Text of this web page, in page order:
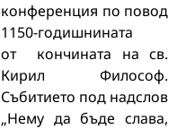
конференция по повод
1150-годишнината
от кончината на св.
Кирил Философ.
Събитието под надслов
„Нему да бъде слава,